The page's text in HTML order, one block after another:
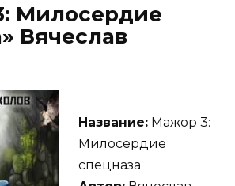
Милосердие
Вячеслав
Название: Мажор 3:
Милосердие
спецназа